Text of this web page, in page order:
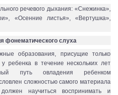
речевого дыхания: «Снежинка»,
«Осенние листья», «Вертушка»,
фонематического слуха
образования, присущие только
ребенка в течение нескольких лет
путь овладения ребенком
сложностью самого материала
научиться воспринимать и